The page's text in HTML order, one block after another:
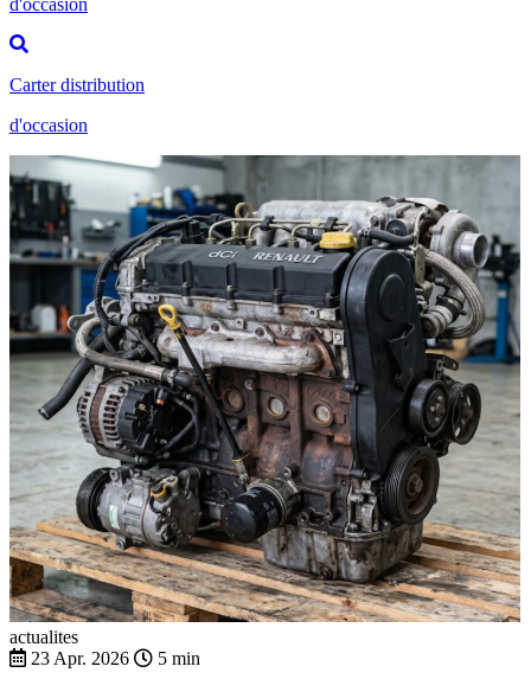
Carter distribution
d'occasion
actualites
23 Apr. 2026
5 min